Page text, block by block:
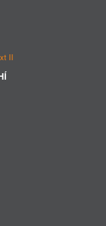
II